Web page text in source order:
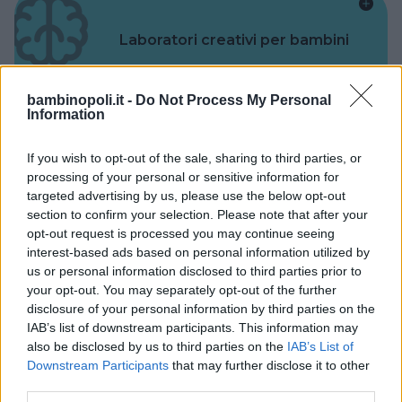
bambinopoli.it - Do Not Process My Personal
Information
If you wish to opt-out of the sale, sharing to third parties, or
processing of your personal or sensitive information for
targeted advertising by us, please use the below opt-out
section to confirm your selection. Please note that after your
opt-out request is processed you may continue seeing
interest-based ads based on personal information utilized by
us or personal information disclosed to third parties prior to
your opt-out. You may separately opt-out of the further
disclosure of your personal information by third parties on the
IAB’s list of downstream participants. This information may
also be disclosed by us to third parties on the IAB’s List of
Downstream Participants that may further disclose it to other
Laboratori creativi per bambini
Asili Nido
Feste